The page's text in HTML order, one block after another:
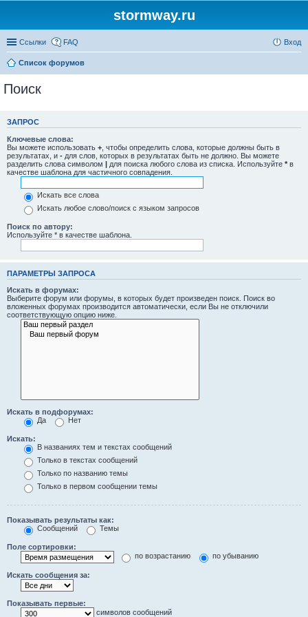
stormway.ru
Ссылки FAQ Вход
Список форумов
Поиск
ЗАПРОС
Ключевые слова:
Вы можете использовать + , чтобы определить слова, которые должны быть в
результатах, и - для слов, которых в результатах быть не должно. Вы можете
разделить слова символом | для поиска любого слова из списка. Используйте * в
качестве шаблона для частичного совпадения.
Искать все слова
Искать любое слово/поиск с языком запросов
Поиск по автору:
Используйте * в качестве шаблона.
ПАРАМЕТРЫ ЗАПРОСА
Искать в форумах:
Выберите форум или форумы, в которых будет произведен поиск. Поиск во
вложенных форумах производится автоматически, если Вы не отключили
соответствующую опцию ниже.
Искать в подфорумах:
Да
Нет
Искать:
В названиях тем и текстах сообщений
Только в текстах сообщений
Только по названию темы
Только в первом сообщении темы
Показывать результаты как:
Сообщений
Темы
Поле сортировки:
по возрастанию
по убыванию
Искать сообщения за:
Показывать первые:
символов сообщений